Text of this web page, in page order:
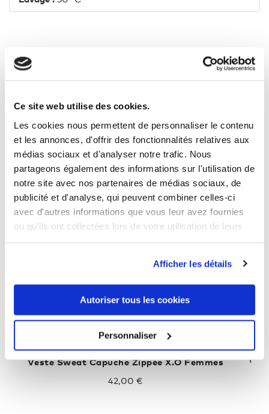
Ce site web utilise des cookies.
Les cookies nous permettent de personnaliser le contenu
et les annonces, d'offrir des fonctionnalités relatives aux
médias sociaux et d'analyser notre trafic. Nous
partageons également des informations sur l'utilisation de
notre site avec nos partenaires de médias sociaux, de
publicité et d'analyse, qui peuvent combiner celles-ci
avec d'autres informations que vous leur avez fournies
ou qu'ils ont collectées lors de votre utilisation de leurs
Afficher les détails
Autoriser tous les cookies
Personnaliser
3 AUTRES PRODUITS DANS LA
Veste Sweat Capuche Zippée X.O Femmes
42,00 €